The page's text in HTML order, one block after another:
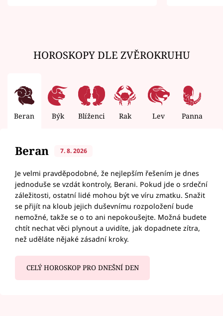
HOROSKOPY DLE ZVĚROKRUHU
Beran Býk Blíženci Rak Lev Panna
Beran 7. 8. 2026
Je velmi pravděpodobné, že nejlepším řešením je dnes
jednoduše se vzdát kontroly, Berani. Pokud jde o srdeční
záležitosti, ostatní lidé mohou být ve víru zmatku. Snažit
se přijít na kloub jejich duševnímu rozpoložení bude
nemožné, takže se o to ani nepokoušejte. Možná budete
chtít nechat věci plynout a uvidíte, jak dopadnete zítra,
než uděláte nějaké zásadní kroky.
CELÝ HOROSKOP PRO DNEŠNÍ DEN